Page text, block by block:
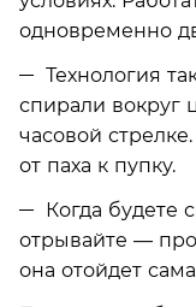
одновременно
Технология
спирали вокруг
часовой
от паха к пупку.
Когда будете
отрывайте —
она отойдет